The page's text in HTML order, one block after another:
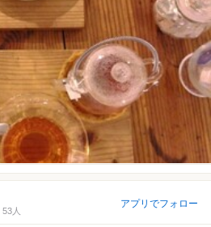
人
アプリでフォロー